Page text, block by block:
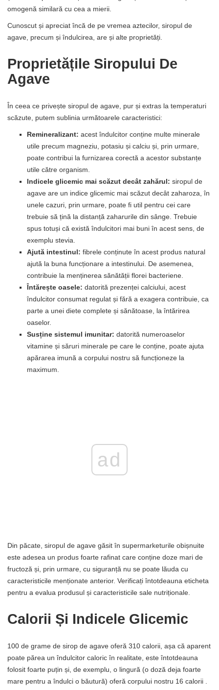
omogenă similară cu cea a mierii.
Cunoscut și apreciat încă de pe vremea aztecilor, siropul de
agave, precum și îndulcirea, are și alte proprietăți.
Proprietățile Siropului De
Agave
În ceea ce privește siropul de agave, pur și extras la temperaturi
scăzute, putem sublinia următoarele caracteristici:
Remineralizant: acest îndulcitor conține multe minerale
utile precum magneziu, potasiu și calciu și, prin urmare,
poate contribui la furnizarea corectă a acestor substanțe
utile către organism.
Indicele glicemic mai scăzut decât zahărul: siropul de
agave are un indice glicemic mai scăzut decât zaharoza, în
unele cazuri, prin urmare, poate fi util pentru cei care
trebuie să țină la distanță zaharurile din sânge. Trebuie
spus totuși că există îndulcitori mai buni în acest sens, de
exemplu stevia.
Ajută intestinul: fibrele conținute în acest produs natural
ajută la buna funcționare a intestinului. De asemenea,
contribuie la menținerea sănătății florei bacteriene.
Întărește oasele: datorită prezenței calciului, acest
îndulcitor consumat regulat și fără a exagera contribuie, ca
parte a unei diete complete și sănătoase, la întărirea
oaselor.
Susține sistemul imunitar: datorită numeroaselor
vitamine și săruri minerale pe care le conține, poate ajuta
apărarea imună a corpului nostru să funcționeze la
maximum.
ad
Din păcate, siropul de agave găsit în supermarketurile obișnuite
este adesea un produs foarte rafinat care conține doze mari de
fructoză și, prin urmare, cu siguranță nu se poate lăuda cu
caracteristicile menționate anterior. Verificați întotdeauna eticheta
pentru a evalua produsul și caracteristicile sale nutriționale.
Calorii Și Indicele Glicemic
100 de grame de sirop de agave oferă 310 calorii, așa că aparent
poate părea un îndulcitor caloric în realitate, este întotdeauna
folosit foarte puțin și, de exemplu, o lingură (o doză deja foarte
mare pentru a îndulci o băutură) oferă corpului nostru 16 calorii .